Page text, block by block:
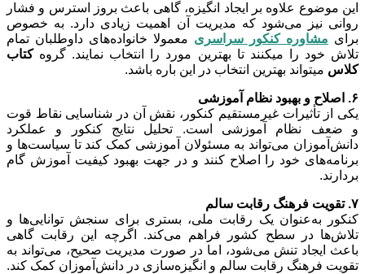
این موضوع علاوه بر ایجاد انگیزه، گاهی باعث بروز استرس و فشار
روانی نیز می‌شود که مدیریت آن اهمیت زیادی دارد. به خصوص
برای مشاوره کنکور سراسری معمولا خانواده‌های داوطلبان تمام
تلاش خود را میکنند تا بهترین مورد را انتخاب نمایند. گروهکتاب
کلاس میتواند بهترین انتخاب در این باره باشد.
۶. اصلاح و بهبود نظام آموزشی
یکی از تأثیرات غیرمستقیم کنکور، نقش آن در شناسایی نقاط قوت
و ضعف نظام آموزشی است. تحلیل نتایج کنکور و عملکرد
دانش‌آموزان می‌تواند به مسئولان آموزشی کمک کند تا سیاست‌ها و
برنامه‌های خود را اصلاح کنند و در جهت بهبود کیفیت آموزش گام
بردارند.
۷. تقویت فرهنگ رقابت سالم
کنکور به‌عنوان یک رقابت ملی، بستری برای سنجش توانایی‌ها و
تلاش‌ها در سطح کشور فراهم می‌کند. اگرچه این رقابت گاهی
باعث ایجاد تنش می‌شود، اما در صورت مدیریت صحیح، می‌تواند به
تقویت فرهنگ رقابت سالم و انگیزه‌سازی در دانش‌آموزان کمک کند.